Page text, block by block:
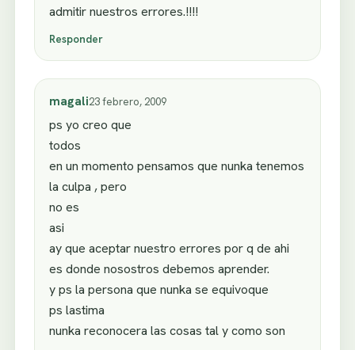
admitir nuestros errores.!!!!
Responder
magali23 febrero, 2009
ps yo creo que
todos
en un momento pensamos que nunka tenemos
la culpa , pero
no es
asi
ay que aceptar nuestro errores por q de ahi
es donde nosostros debemos aprender.
y ps la persona que nunka se equivoque
ps lastima
nunka reconocera las cosas tal y como son